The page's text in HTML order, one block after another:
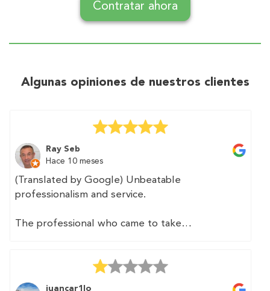
Contratar ahora
Algunas opiniones de nuestros clientes
Ray Seb
Hace 10 meses
(Translated by Google) Unbeatable
professionalism and service.
The professional who came to take
which he appreciated as it made his job easier.
juancar1lo